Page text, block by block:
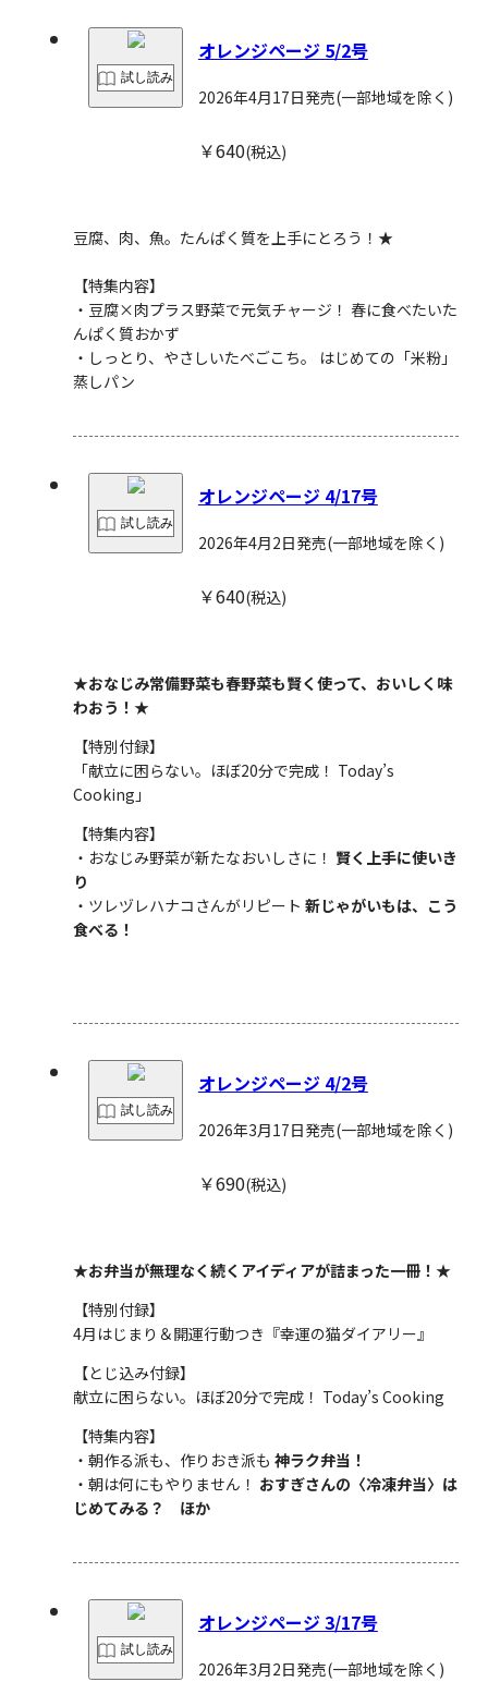
試し読み
オレンジページ 5/2号
2026年4月17日発売(一部地域を除く)
￥640(税込)
豆腐、肉、魚。たんぱく質を上手にとろう！★
【特集内容】
・豆腐×肉プラス野菜で元気チャージ！ 春に食べたいた
んぱく質おかず
・しっとり、やさしいたべごこち。 はじめての「米粉」
蒸しパン
試し読み
オレンジページ 4/17号
2026年4月2日発売(一部地域を除く)
￥640(税込)
★おなじみ常備野菜も春野菜も賢く使って、おいしく味
わおう！★
【特別付録】
「献立に困らない。ほぼ20分で完成！ Today’s
Cooking」
【特集内容】
・おなじみ野菜が新たなおいしさに！ 賢く上手に使いき
り
・ツレヅレハナコさんがリピート新じゃがいもは、こう
食べる！
試し読み
オレンジページ 4/2号
2026年3月17日発売(一部地域を除く)
￥690(税込)
★お弁当が無理なく続くアイディアが詰まった一冊！★
【特別付録】
4月はじまり＆開運行動つき『幸運の猫ダイアリー』
【とじ込み付録】
献立に困らない。ほぼ20分で完成！ Today’s Cooking
【特集内容】
・朝作る派も、作りおき派も神ラク弁当！
・朝は何にもやりません！ おすぎさんの〈冷凍弁当〉は
じめてみる？ ほか
試し読み
オレンジページ 3/17号
2026年3月2日発売(一部地域を除く)